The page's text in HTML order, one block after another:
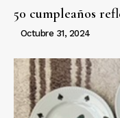
50 cumpleaños
Octubre 31, 2024